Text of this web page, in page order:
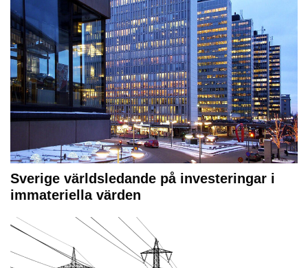
Sverige världsledande på investeringar i
immateriella värden